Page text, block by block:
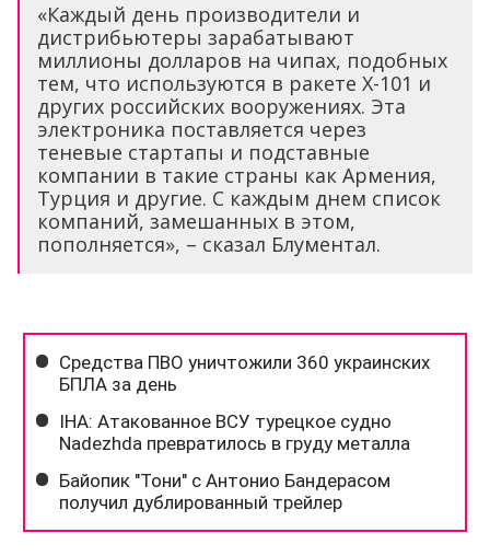
«Каждый день производители и
дистрибьютеры зарабатывают
миллионы долларов на чипах, подобных
тем, что используются в ракете Х-101 и
других российских вооружениях. Эта
электроника поставляется через
теневые стартапы и подставные
компании в такие страны как Армения,
Турция и другие. С каждым днем список
компаний, замешанных в этом,
пополняется», – сказал Блументал.